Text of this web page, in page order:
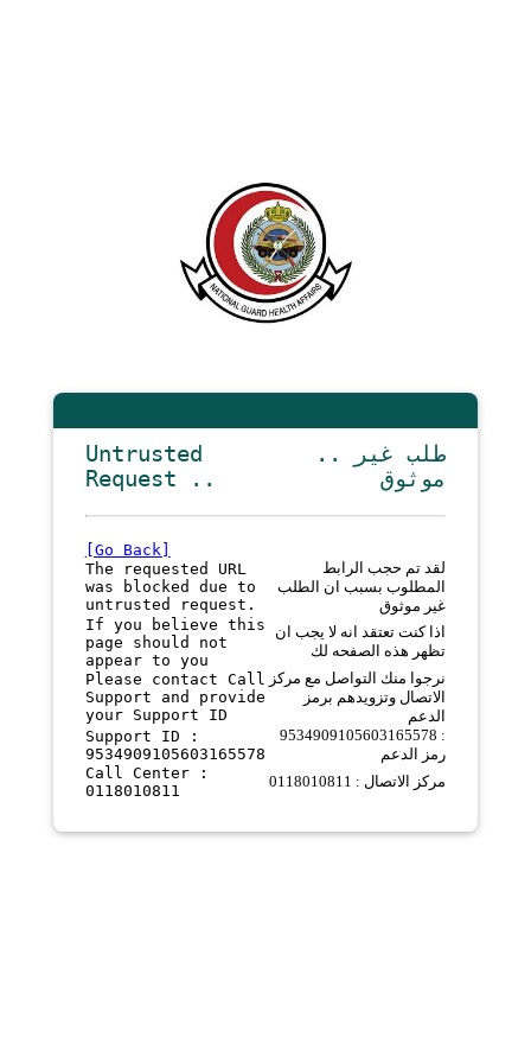
Untrusted
Request ..
.. طلب غير
موثوق
[Go Back]
The requested URL
was blocked due to
untrusted request.
لقد تم حجب الرابط
المطلوب بسبب ان الطلب
غير موثوق
If you believe this
page should not
appear to you
اذا كنت تعتقد انه لا يجب ان
تظهر هذه الصفحه لك
Please contact Call
Support and provide
your Support ID
نرجوا منك التواصل مع مركز
الاتصال وتزويدهم برمز
الدعم
Support ID :
9534909105603165578
9534909105603165578 :
رمز الدعم
Call Center :
0118010811
مركز الاتصال : 0118010811